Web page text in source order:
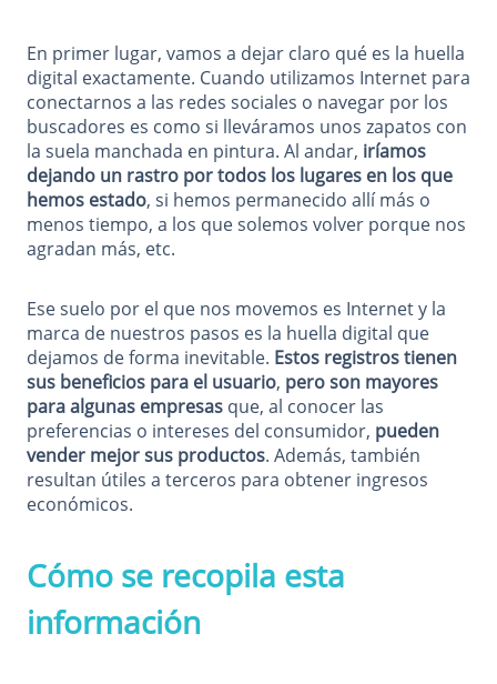
En primer lugar, vamos a dejar claro qué es la huella
digital exactamente. Cuando utilizamos Internet para
conectarnos a las redes sociales o navegar por los
buscadores es como si lleváramos unos zapatos con
la suela manchada en pintura. Al andar, iríamos
dejando un rastro por todos los lugares en los que
hemos estado, si hemos permanecido allí más o
menos tiempo, a los que solemos volver porque nos
agradan más, etc.
Ese suelo por el que nos movemos es Internet y la
marca de nuestros pasos es la huella digital que
dejamos de forma inevitable. Estos registros tienen
sus beneficios para el usuario, pero son mayores
para algunas empresas que, al conocer las
preferencias o intereses del consumidor, pueden
vender mejor sus productos. Además, también
resultan útiles a terceros para obtener ingresos
económicos.
Cómo se recopila esta
información